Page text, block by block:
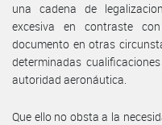
una cadena de
excesiva en contraste
documento en otras
determinadas
autoridad aeronáutica.
Que ello no obsta a la